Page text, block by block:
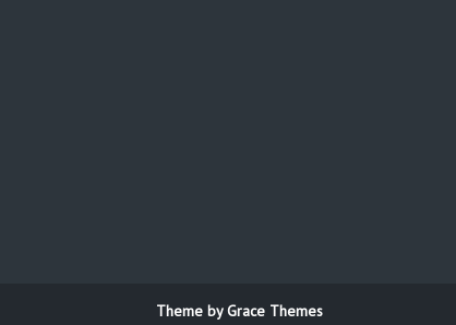
Theme by Grace Themes